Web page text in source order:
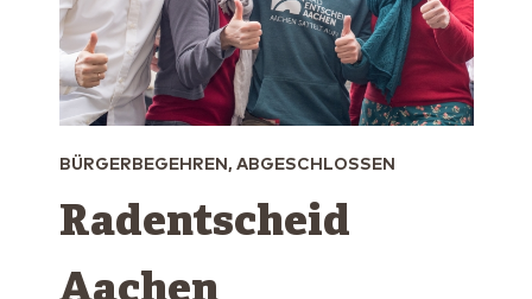
BÜRGERBEGEHREN, ABGESCHLOSSEN
Radentscheid